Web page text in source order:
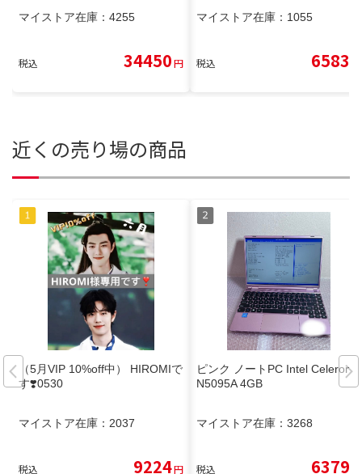
マイストア在庫： 4255
税込 34450円
マイストア在庫： 1055
税込 6583
近くの売り場の商品
（5月VIP 10%off中） HIROMIで
す❣️0530
マイストア在庫： 2037
税込 9224円
ピンク ノートPC Intel Celeron
N5095A 4GB
マイストア在庫： 3268
税込 6379